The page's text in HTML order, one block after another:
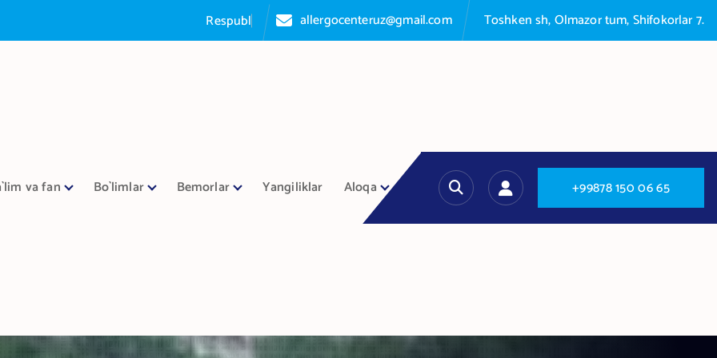
kaallerg allergocenteruz@gmail.com Toshken sh, Olmazor tum, Shifokorlar 7.
va fan Bo`limlar Bemorlar Yangiliklar Aloqa +99878150 0665